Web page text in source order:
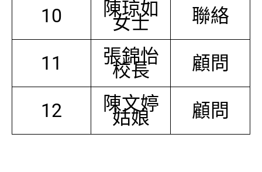
10 陳琼如
女士 聯絡
11 張錦怡
校長 顧問
12 陳文婷
姑娘 顧問